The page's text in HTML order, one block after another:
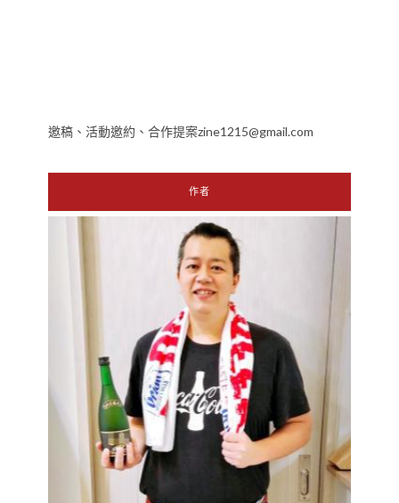
邀稿、活動邀約、合作提案zine1215@gmail.com
作者